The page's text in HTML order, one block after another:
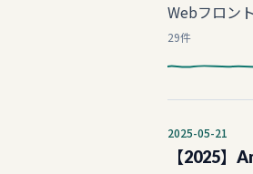
Webフロン
29件
2025-05-21
【2025】